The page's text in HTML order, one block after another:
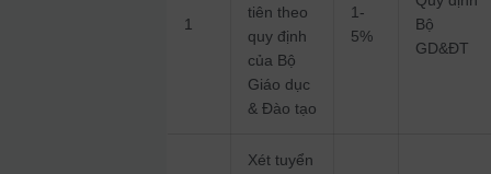
1
tiên theo
quy định
của Bộ
Giáo dục
& Đào tạo
1-
5%
Bộ
GD&ĐT
Xét tuyển